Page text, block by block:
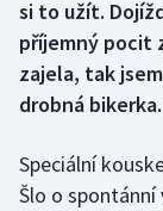
Futsal
Golf
Gymnastika
si to užít.
příjemný pocit
zajela, tak
drobná bikerka.
Speciální
Šlo o spontánní